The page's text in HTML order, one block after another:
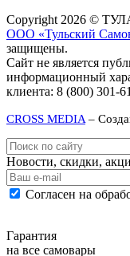
Copyright 2026 ©
ООО «Тульский
защищены.
Сайт не является
информационный
клиента: 8 (800) 301-
CROSS MEDIA –
Новости, скидки,
Согласен на
Гарантия
на все самовары